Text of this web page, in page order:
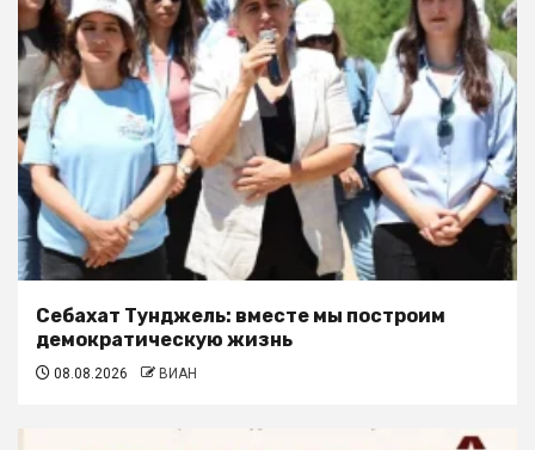
Себахат Тунджель: вместе мы построим
демократическую жизнь
08.08.2026 ВИАН